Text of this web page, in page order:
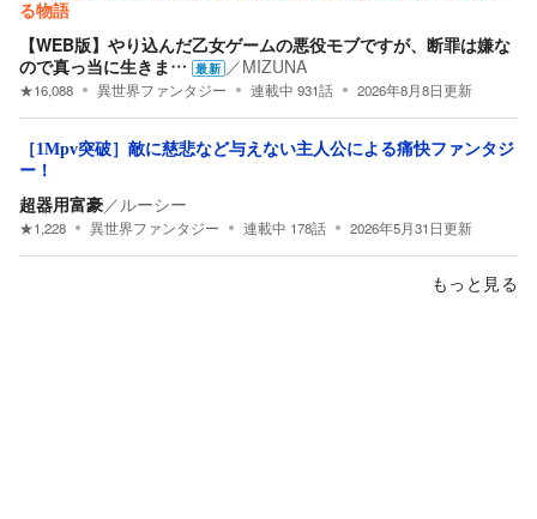
る物語
【WEB版】やり込んだ乙女ゲームの悪役モブですが、断罪は嫌な
ので真っ当に生きま… 最新 ／MIZUNA
★16,088 異世界ファンタジー 連載中 931話 2026年8月8日更新
［1Mpv突破］敵に慈悲など与えない主人公による痛快ファンタジ
ー！
超器用富豪／ ルーシー
★1,228 異世界ファンタジー 連載中 178話 2026年5月31日更新
もっと見る